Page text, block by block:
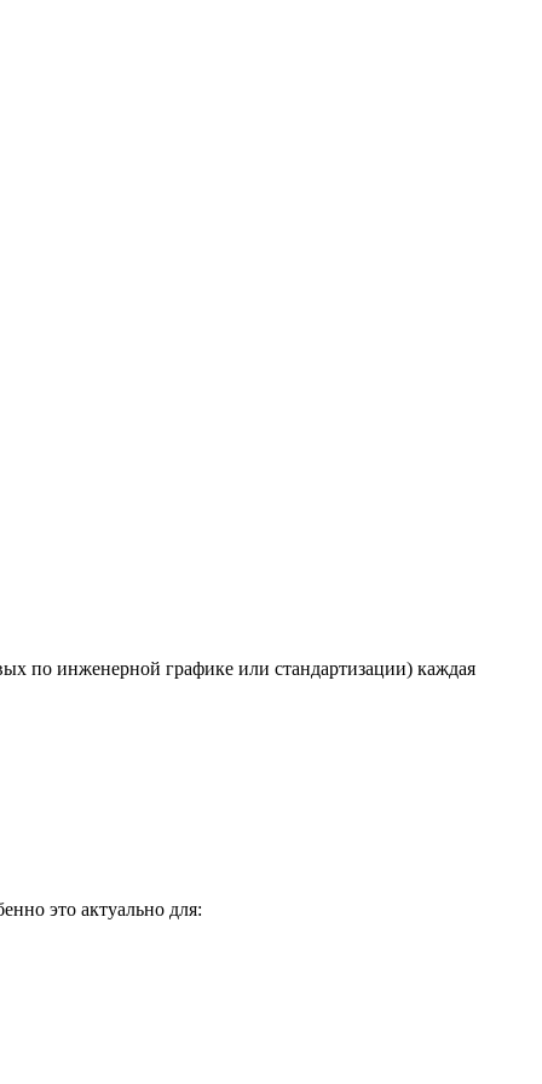
по инженерной графике или стандартизации) каждая
это актуально для: